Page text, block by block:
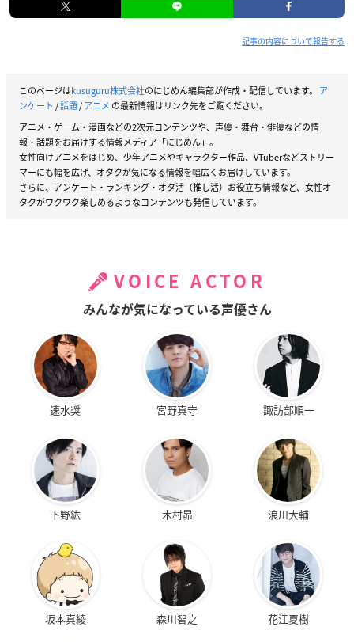
記事の内容について報告する
このページはkusuguru株式会社のにじめん編集部が作成・配信しています。 ア
ンケート /話題/アニメ の最新情報はリンク先をご覧ください。
アニメ・ゲーム・漫画などの2次元コンテンツや、声優・舞台・俳優などの情
報・話題をお届けする情報メディア「にじめん」。
女性向けアニメをはじめ、少年アニメやキャラクター作品、VTuberなどストリー
マーにも幅を広げ、オタクが気になる情報を幅広くお届けしています。
さらに、アンケート・ランキング・オタ活（推し活）お役立ち情報など、女性オ
タクがワクワク楽しめるようなコンテンツも発信しています。
VOICE ACTOR
みんなが気になっている声優さん
速水奨 宮野真守 諏訪部順一
下野紘 木村昴 浪川大輔
坂本真綾 森川智之 花江夏樹